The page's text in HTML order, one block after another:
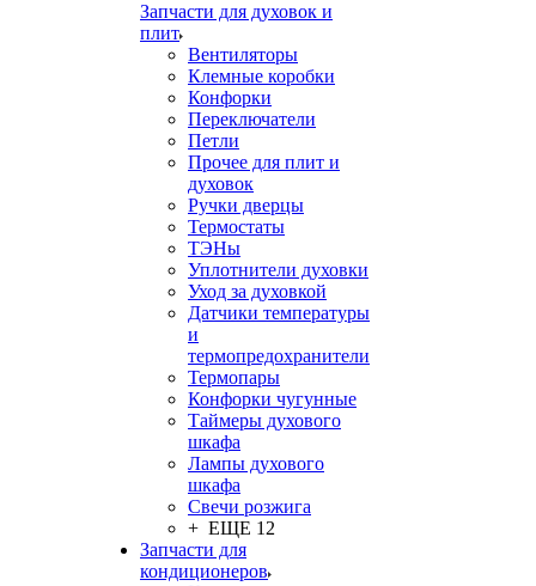
Запчасти для духовок и
плит
Вентиляторы
Клемные коробки
Конфорки
Переключатели
Петли
Прочее для плит и
духовок
Ручки дверцы
Термостаты
ТЭНы
Уплотнители духовки
Уход за духовкой
Датчики температуры
и
термопредохранители
Термопары
Конфорки чугунные
Таймеры духового
шкафа
Лампы духового
шкафа
Свечи розжига
+ ЕЩЕ 12
Запчасти для
кондиционеров